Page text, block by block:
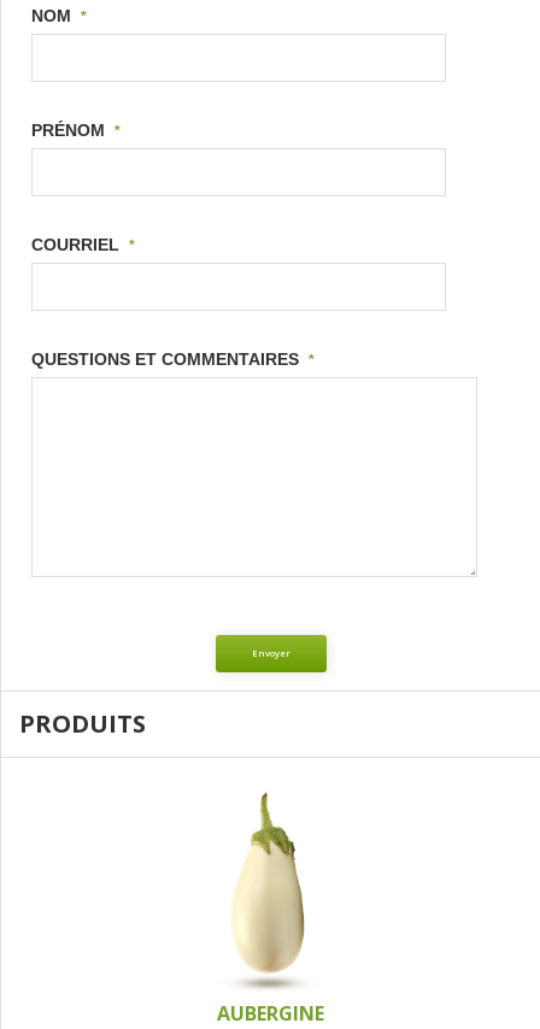
NOM *
PRÉNOM *
COURRIEL *
QUESTIONS ET COMMENTAIRES *
Envoyer
PRODUITS
AUBERGINE